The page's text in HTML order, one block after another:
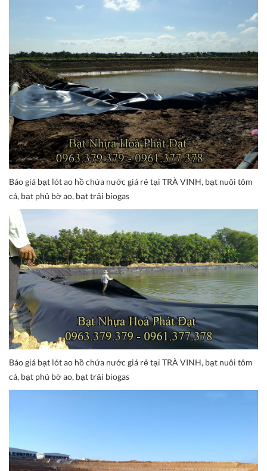
Báo giá bạt lót ao hồ chứa nước giá rẻ tại TRÀ VINH, bạt nuôi tôm
cá, bạt phủ bờ ao, bạt trải biogas
Báo giá bạt lót ao hồ chứa nước giá rẻ tại TRÀ VINH, bạt nuôi tôm
cá, bạt phủ bờ ao, bạt trải biogas